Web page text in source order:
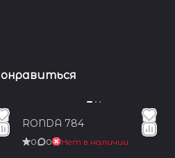
RONDA 784
0 0 Нет в наличии